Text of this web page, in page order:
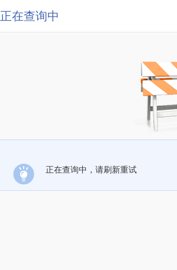
正在查询中
正在查询中，请刷新重试